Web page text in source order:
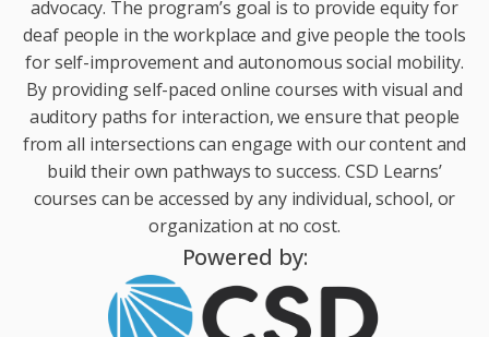
advocacy. The program’s goal is to provide equity for
deaf people in the workplace and give people the tools
for self-improvement and autonomous social mobility.
By providing self-paced online courses with visual and
auditory paths for interaction, we ensure that people
from all intersections can engage with our content and
build their own pathways to success. CSD Learns’
courses can be accessed by any individual, school, or
organization at no cost.
Powered by: